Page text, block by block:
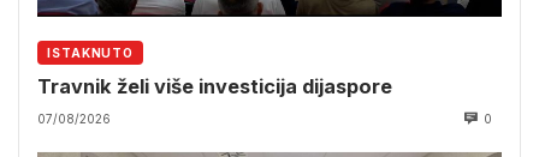
ISTAKNUTO
Travnik želi više investicija dijaspore
07/08/2026 0